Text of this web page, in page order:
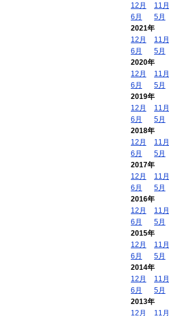
12月
11月
6月
5月
2021年
12月
11月
6月
5月
2020年
12月
11月
6月
5月
2019年
12月
11月
6月
5月
2018年
12月
11月
6月
5月
2017年
12月
11月
6月
5月
2016年
12月
11月
6月
5月
2015年
12月
11月
6月
5月
2014年
12月
11月
6月
5月
2013年
12月
11月